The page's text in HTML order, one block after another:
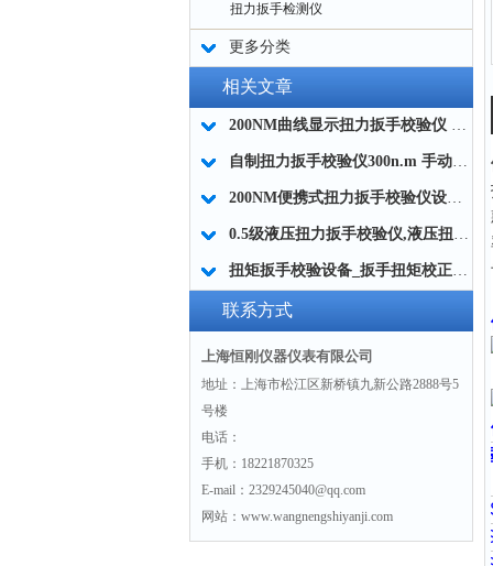
扭力扳手检测仪
更多分类
相关文章
200NM曲线显示扭力扳手校验仪 实时曲线扭力扳手校验装置厂家
自制扭力扳手校验仪300n.m 手动高精度扭矩扳子检定仪品牌
200NM便携式扭力扳手校验仪设备 汽车维修用扭力扳手校验工具厂家
0.5级液压扭力扳手校验仪,液压扭力板子校验仪器厂家
扭矩扳手校验设备_扳手扭矩校正器_扭力扳手校验仪厂家
联系方式
上海恒刚仪器仪表有限公司
地址：上海市松江区新桥镇九新公路2888号5
号楼
电话：
手机：18221870325
E-mail：2329245040@qq.com
网站：www.wangnengshiyanji.com